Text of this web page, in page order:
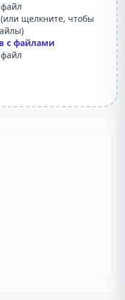
щелкните, чтобы
с файлами